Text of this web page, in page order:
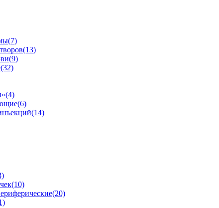
(7)
(13)
(9)
(32)
(4)
(6)
(14)
(10)
(20)